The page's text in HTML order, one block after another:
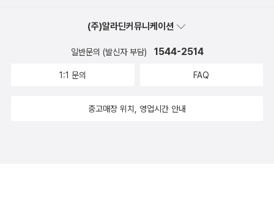
(주)알라딘커뮤니케이션
일반문의 (발신자 부담) 1544-2514
1:1 문의 FAQ
중고매장 위치, 영업시간 안내